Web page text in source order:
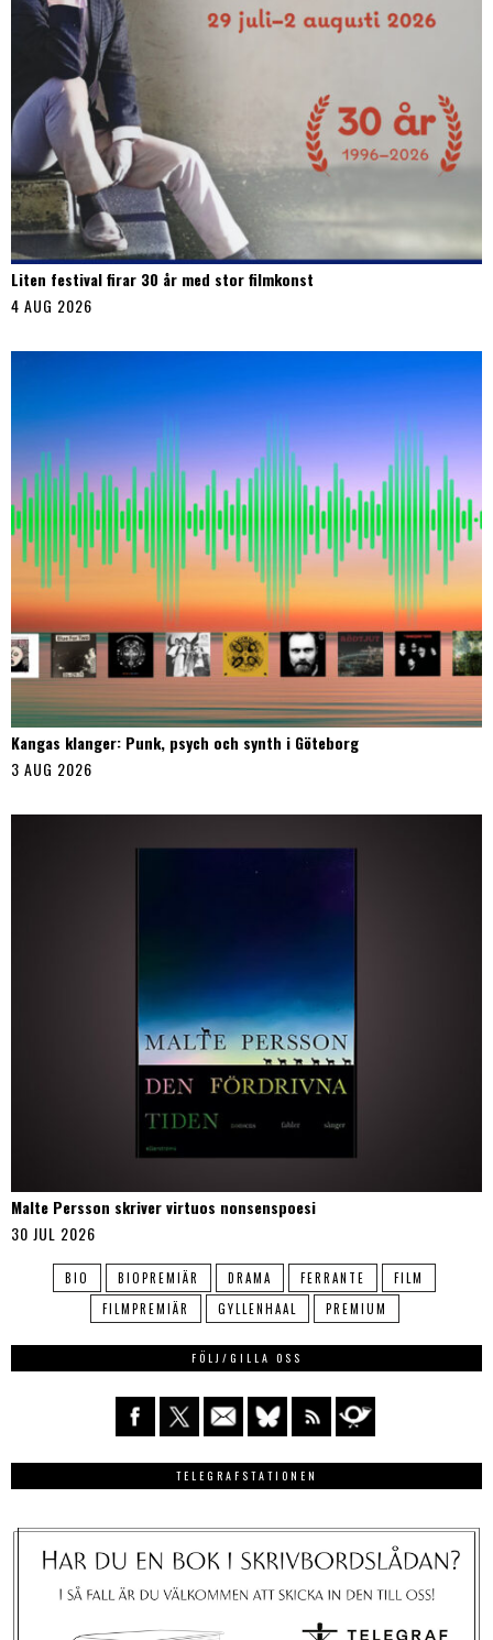
Liten festival firar 30 år med stor filmkonst
4 AUG 2026
Kangas klanger: Punk, psych och synth i Göteborg
3 AUG 2026
Malte Persson skriver virtuos nonsenspoesi
30 JUL 2026
BIO BIOPREMIÄR DRAMA FERRANTE
FILM
FILMPREMIÄR
GYLLENHAAL PREMIUM
FÖLJ/GILLA OSS
TELEGRAFSTATIONEN